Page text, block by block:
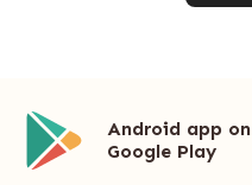
Android app on
Google Play